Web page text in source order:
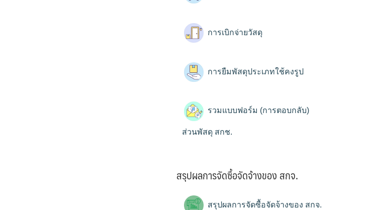
การเบิกจ่ายวัสดุ
การยืมพัสดุประเภทใช้คงรูป
รวมแบบฟอร์ม (การตอบกลับ)
ส่วนพัสดุ สกช.
สรุปผลการจัดซื้อจัดจ้างของ สกจ.
สรุปผลการจัดซื้อจัดจ้างของ สกจ.